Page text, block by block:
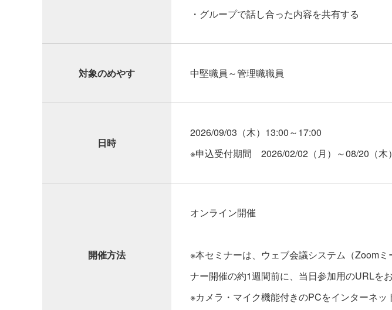
・グループで話し合った内容を共有する
対象のめやす 中堅職員～管理職職員
日時
2026/09/03（木） 13:00～17:00
※申込受付期間 2026/02/02（月）～08/20（木
開催方法
オンライン開催
※本セミナーは、ウェブ会議システム（Zoom
ナー開催の約1週間前に、当日参加用のURLを
※カメラ・マイク機能付きのPCをインターネッ